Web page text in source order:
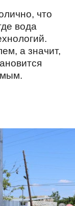
что
вода
а значит,